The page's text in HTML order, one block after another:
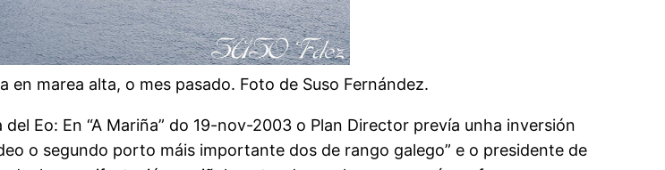
en marea alta, o mes pasado. Foto de Suso Fernández.
Eo: En “A Mariña” do 19-nov-2003 o Plan Director prevía unha inversión
o segundo porto máis importante dos de rango galego” e o presidente de